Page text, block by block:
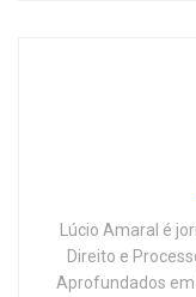
Lúcio Amaral é
Direito e
Aprofundados em